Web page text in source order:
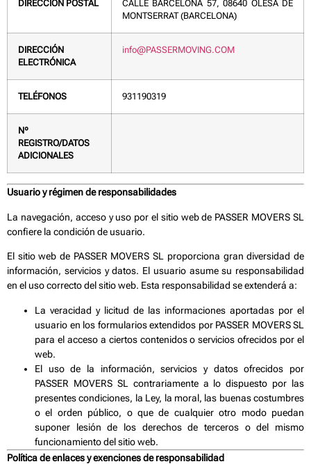
DIRECCIÓN POSTAL
CALLE BARCELONA 57, 08640 OLESA DE
MONTSERRAT (BARCELONA)
DIRECCIÓN
ELECTRÓNICA
info@PASSERMOVING.COM
TELÉFONOS 931190319
Nº
REGISTRO/DATOS
ADICIONALES
Usuario y régimen de responsabilidades
La navegación, acceso y uso por el sitio web de PASSER MOVERS SL
confiere la condición de usuario.
El sitio web de PASSER MOVERS SL proporciona gran diversidad de
información, servicios y datos. El usuario asume su responsabilidad
en el uso correcto del sitio web. Esta responsabilidad se extenderá a:
La veracidad y licitud de las informaciones aportadas por el
usuario en los formularios extendidos por PASSER MOVERS SL
para el acceso a ciertos contenidos o servicios ofrecidos por el
web.
El uso de la información, servicios y datos ofrecidos por
PASSER MOVERS SL contrariamente a lo dispuesto por las
presentes condiciones, la Ley, la moral, las buenas costumbres
o el orden público, o que de cualquier otro modo puedan
suponer lesión de los derechos de terceros o del mismo
funcionamiento del sitio web.
Política de enlaces y exenciones de responsabilidad